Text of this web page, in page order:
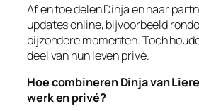
Af en toe delen Dinja en haar
updates online, bijvoorbeeld
bijzondere momenten. Toch
deel van hun leven privé.
Hoe combineren Dinja van
werk en privé?